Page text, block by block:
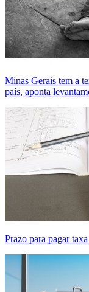
Minas Gerais tem a
país, aponta
Prazo para pagar